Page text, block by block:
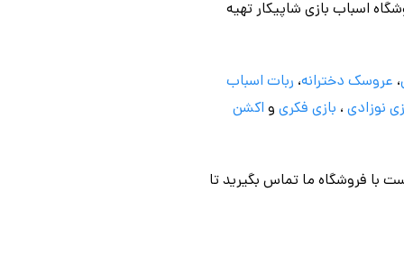
اسباب بازی شاپیکار تهیه
، عروسک دخترانه، ربات اسباب
نوزادی ، بازی فکری و اکشن
با فروشگاه ما تماس بگیرید تا